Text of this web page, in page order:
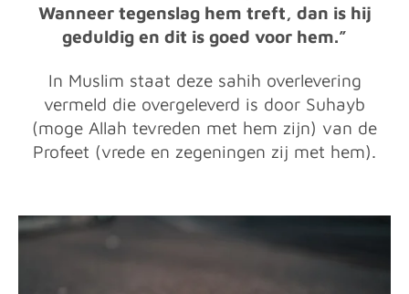
Wanneer tegenslag hem treft, dan is hij
geduldig en dit is goed voor hem.”
In Muslim staat deze sahih overlevering
vermeld die overgeleverd is door Suhayb
(moge Allah tevreden met hem zijn) van de
Profeet (vrede en zegeningen zij met hem).